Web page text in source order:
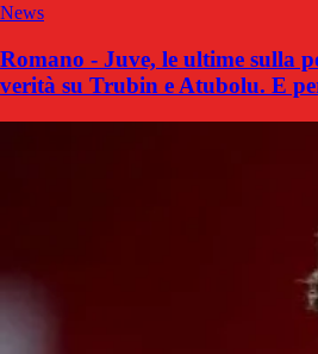
News
Romano - Juve, le ultime sulla
verità su Trubin e Atubolu. E